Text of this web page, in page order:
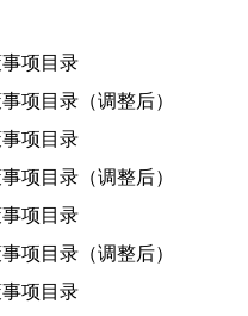
项目录
项目录（调整后）
项目录
项目录（调整后）
项目录
项目录（调整后）
项目录